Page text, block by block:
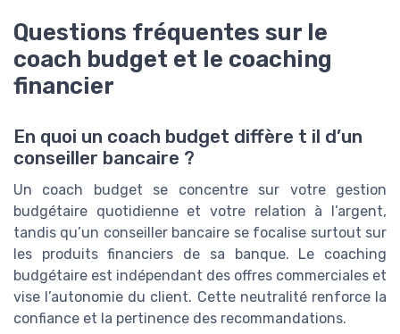
Questions fréquentes sur le
coach budget et le coaching
financier
En quoi un coach budget diffère t il d’un
conseiller bancaire ?
Un coach budget se concentre sur votre gestion
budgétaire quotidienne et votre relation à l’argent,
tandis qu’un conseiller bancaire se focalise surtout sur
les produits financiers de sa banque. Le coaching
budgétaire est indépendant des offres commerciales et
vise l’autonomie du client. Cette neutralité renforce la
confiance et la pertinence des recommandations.